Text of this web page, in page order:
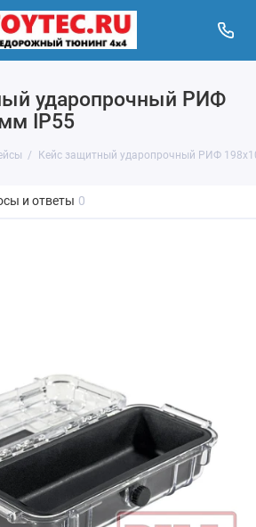
ударопрочный РИФ
IP55
Кейс защитный ударопрочный РИФ
и ответы 0